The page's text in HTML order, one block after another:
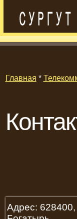
Главная *
Адрес: